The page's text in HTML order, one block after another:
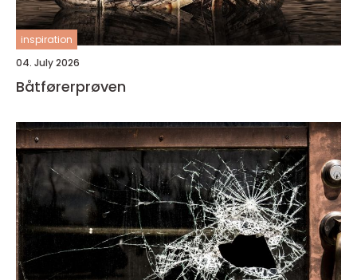
inspiration
04. July 2026
Båtførerprøven